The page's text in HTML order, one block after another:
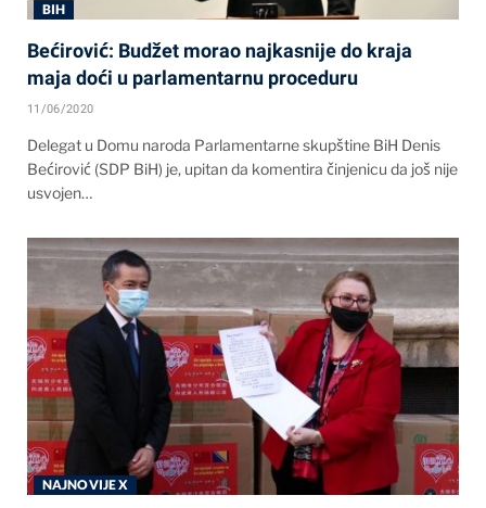
BIH
Bećirović: Budžet morao najkasnije do kraja
maja doći u parlamentarnu proceduru
11/06/2020
Delegat u Domu naroda Parlamentarne skupštine BiH Denis
Bećirović (SDP BiH) je, upitan da komentira činjenicu da još nije
usvojen…
NAJNOVIJE X